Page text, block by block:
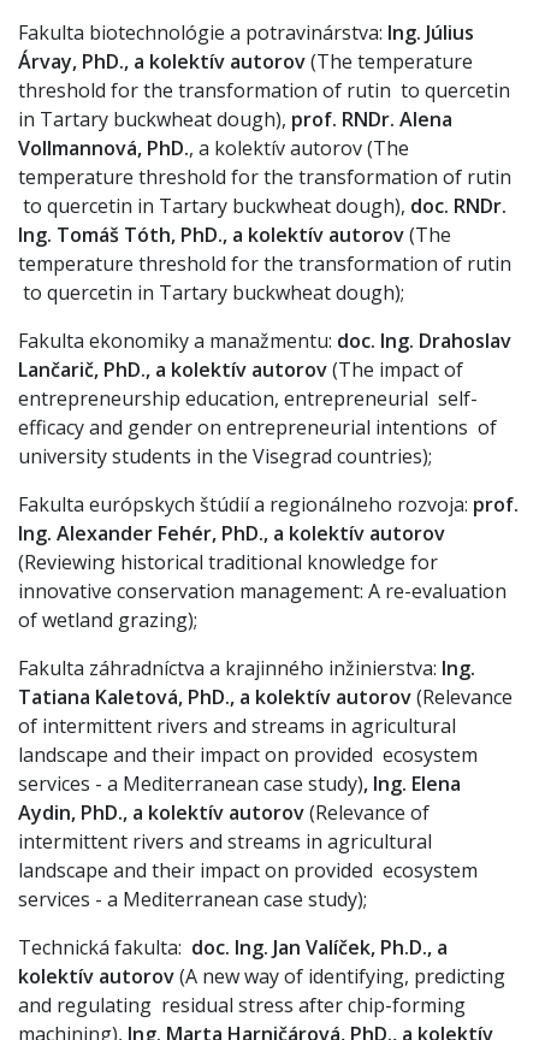
Fakulta biotechnológie a potravinárstva: Ing. Július
Árvay, PhD., a kolektív autorov(The temperature
threshold for the transformation of rutin to quercetin
in Tartary buckwheat dough), prof. RNDr. Alena
Vollmannová, PhD., a kolektív autorov (The
temperature threshold for the transformation of rutin
to quercetin in Tartary buckwheat dough), doc. RNDr.
Ing. Tomáš Tóth, PhD., a kolektív autorov(The
temperature threshold for the transformation of rutin
to quercetin in Tartary buckwheat dough);
Fakulta ekonomiky a manažmentu: doc. Ing. Drahoslav
Lančarič, PhD., a kolektív autorov(The impact of
entrepreneurship education, entrepreneurial self-
efficacy and gender on entrepreneurial intentions of
university students in the Visegrad countries);
Fakulta európskych štúdií a regionálneho rozvoja: prof.
Ing. Alexander Fehér, PhD., a kolektív autorov
(Reviewing historical traditional knowledge for
innovative conservation management: A re-evaluation
of wetland grazing);
Fakulta záhradníctva a krajinného inžinierstva: Ing.
Tatiana Kaletová, PhD., a kolektív autorov(Relevance
of intermittent rivers and streams in agricultural
landscape and their impact on provided ecosystem
services - a Mediterranean case study), Ing. Elena
Aydin, PhD., a kolektív autorov(Relevance of
intermittent rivers and streams in agricultural
landscape and their impact on provided ecosystem
services - a Mediterranean case study);
Technická fakulta: doc. Ing. Jan Valíček, Ph.D., a
kolektív autorov(A new way of identifying, predicting
and regulating residual stress after chip-forming
machining), Ing. Marta Harničárová, PhD., a kolektív